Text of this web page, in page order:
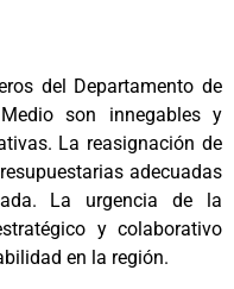
del Departamento de
son innegables y
La reasignación de
adecuadas
La urgencia de la
y colaborativo
en la región.